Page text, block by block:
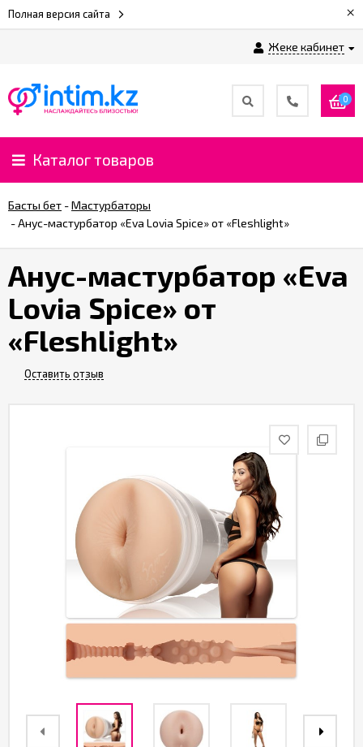
Полная версия сайта ×
Жеке кабинет
0
Каталог товаров
Басты бет -Мастурбаторы
-Анус-мастурбатор «Eva Lovia Spice» от «Fleshlight»
Анус-мастурбатор «Eva
Lovia Spice» от
«Fleshlight»
Оставить отзыв